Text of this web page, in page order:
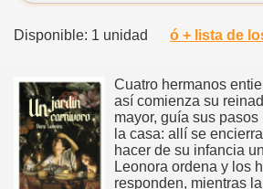
Disponible: 1 unidad ó + lista de
Cuatro hermanos
así comienza su
mayor, guía sus
la casa: allí se
hacer de su infancia
Leonora ordena y los
responden, mientras